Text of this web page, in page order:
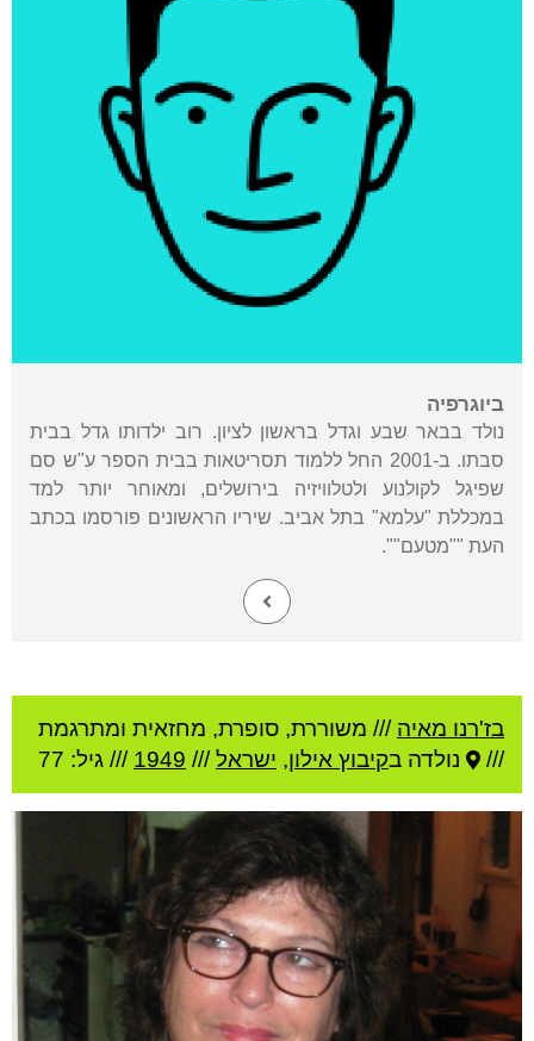
ביוגרפיה
נולד בבאר שבע וגדל בראשון לציון. רוב ילדותו גדל בבית
סבתו. ב-2001 החל ללמוד תסריטאות בבית הספר ע"ש סם
שפיגל לקולנוע ולטלוויזיה בירושלים, ומאוחר יותר למד
במכללת "עלמא" בתל אביב. שיריו הראשונים פורסמו בכתב
העת ""מטעם"".
בז'רנו מאיה /// משוררת, סופרת, מחזאית ומתרגמת
///
נולדה בקיבוץ אילון, ישראל///
1949 /// גיל: 77